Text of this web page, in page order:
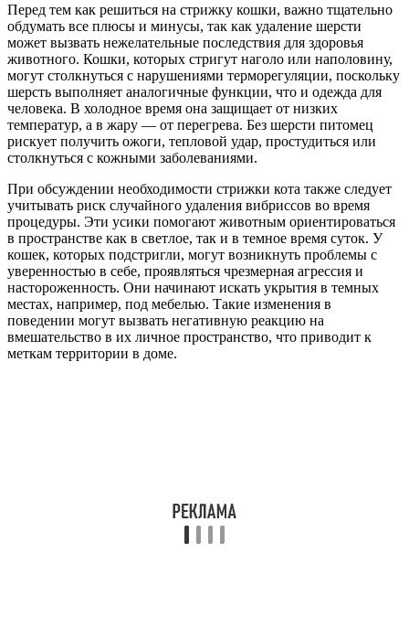
Перед тем как решиться на стрижку кошки, важно тщательно
обдумать все плюсы и минусы, так как удаление шерсти
может вызвать нежелательные последствия для здоровья
животного. Кошки, которых стригут наголо или наполовину,
могут столкнуться с нарушениями терморегуляции, поскольку
шерсть выполняет аналогичные функции, что и одежда для
человека. В холодное время она защищает от низких
температур, а в жару — от перегрева. Без шерсти питомец
рискует получить ожоги, тепловой удар, простудиться или
столкнуться с кожными заболеваниями.
При обсуждении необходимости стрижки кота также следует
учитывать риск случайного удаления вибриссов во время
процедуры. Эти усики помогают животным ориентироваться
в пространстве как в светлое, так и в темное время суток. У
кошек, которых подстригли, могут возникнуть проблемы с
уверенностью в себе, проявляться чрезмерная агрессия и
настороженность. Они начинают искать укрытия в темных
местах, например, под мебелью. Такие изменения в
поведении могут вызвать негативную реакцию на
вмешательство в их личное пространство, что приводит к
меткам территории в доме.